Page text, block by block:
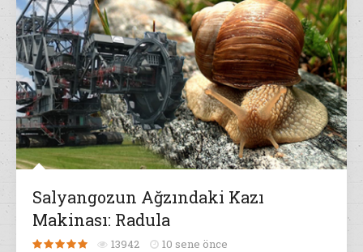
Salyangozun Ağzındaki Kazı
Makinası: Radula
13942 10 sene önce